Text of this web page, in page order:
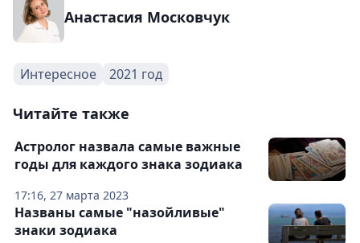
Анастасия Московчук
Интересное 2021 год
Читайте также
17:16, 27 марта 2023
Астролог назвала самые важные
годы для каждого знака зодиака
Названы самые "назойливые"
знаки зодиака